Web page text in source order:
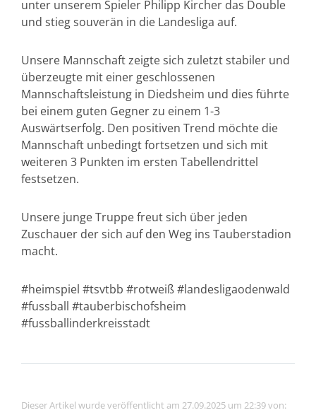
unter unserem Spieler Philipp Kircher das Double
und stieg souverän in die Landesliga auf.
Unsere Mannschaft zeigte sich zuletzt stabiler und
überzeugte mit einer geschlossenen
Mannschaftsleistung in Diedsheim und dies führte
bei einem guten Gegner zu einem 1-3
Auswärtserfolg. Den positiven Trend möchte die
Mannschaft unbedingt fortsetzen und sich mit
weiteren 3 Punkten im ersten Tabellendrittel
festsetzen.
Unsere junge Truppe freut sich über jeden
Zuschauer der sich auf den Weg ins Tauberstadion
macht.
#heimspiel #tsvtbb #rotweiß #landesligaodenwald
#fussball #tauberbischofsheim
#fussballinderkreisstadt
Dieser Artikel wurde veröffentlicht am 27.09.2025 um 22:39 von: